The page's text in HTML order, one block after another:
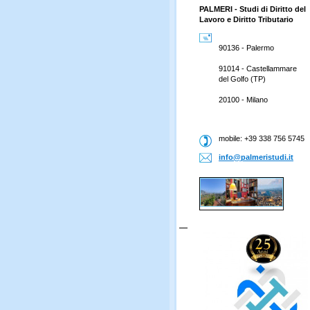
PALMERI - Studi di Diritto del
Lavoro e Diritto Tributario
90136 - Palermo
91014 - Castellammare
del Golfo (TP)
20100 - Milano
mobile: +39 338 756 5745
info@palmeristudi.it